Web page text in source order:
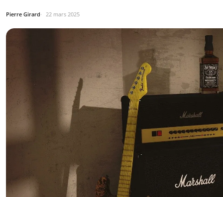
Pierre Girard 22 mars 2025